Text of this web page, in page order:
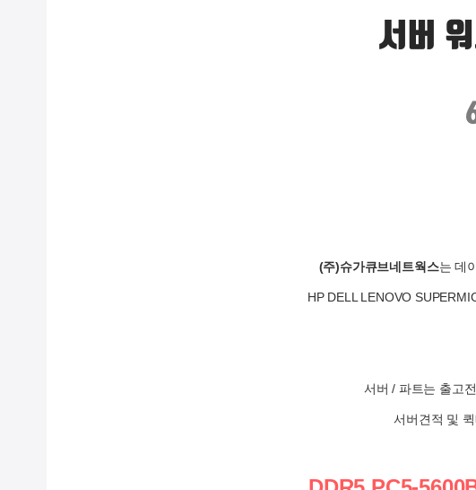
(주)슈가큐브네트웍스는 데
HP DELL LENOVO
서버 / 파트는 출고
서버견적 및